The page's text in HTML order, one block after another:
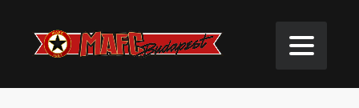
U18: SOPRONI SPORTISKOLA KA